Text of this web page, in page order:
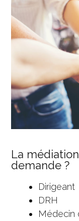
La
demande ?
Dirigeant
DRH
Médecin